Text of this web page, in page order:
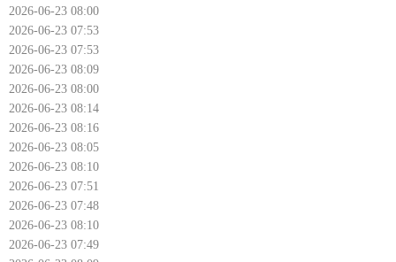
2026-06-23 08:00
2026-06-23 07:53
2026-06-23 07:53
2026-06-23 08:09
2026-06-23 08:00
2026-06-23 08:14
2026-06-23 08:16
2026-06-23 08:05
2026-06-23 08:10
2026-06-23 07:51
2026-06-23 07:48
2026-06-23 08:10
2026-06-23 07:49